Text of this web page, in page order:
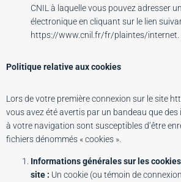
CNIL à laquelle vous pouvez adresser
électronique en cliquant sur le lien
https://www.cnil.fr/fr/plaintes/internet.
Politique relative aux cookies
Lors de votre première connexion sur le site
vous avez été avertis par un bandeau que
à votre navigation sont susceptibles d’être
fichiers dénommés « cookies ».
Informations générales sur les
site : Un cookie (ou témoin de